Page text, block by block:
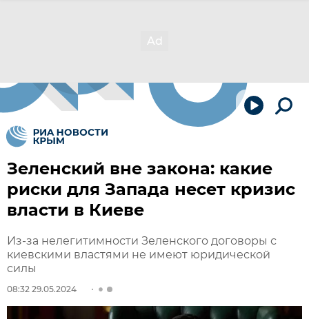
Зеленский вне закона: какие
риски для Запада несет кризис
власти в Киеве
Из-за нелегитимности Зеленского договоры с
киевскими властями не имеют юридической
силы
08:32 29.05.2024